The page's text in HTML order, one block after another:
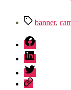
Tagbanner,
fb
linkedin
twitter
sessionize